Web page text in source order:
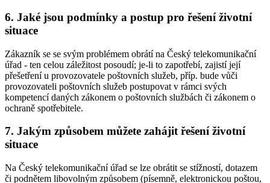
6. Jaké jsou podmínky a postup pro řešení životní
situace
Zákazník se se svým problémem obrátí na Český telekomunikační
úřad - ten celou záležitost posoudí; je-li to zapotřebí, zajistí její
přešetření u provozovatele poštovních služeb, příp. bude vůči
provozovateli poštovních služeb postupovat v rámci svých
kompetencí daných zákonem o poštovních službách či zákonem o
ochraně spotřebitele.
7. Jakým způsobem můžete zahájit řešení životní
situace
Na Český telekomunikační úřad se lze obrátit se stížností, dotazem
či podnětem libovolným způsobem (písemně, elektronickou poštou,